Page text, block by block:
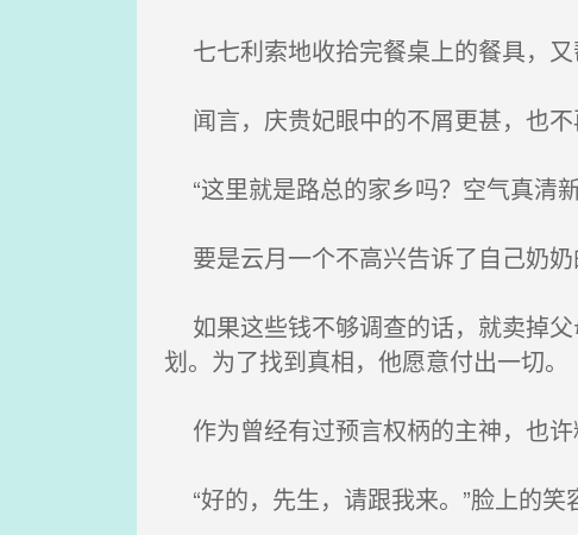
七七利索地收拾完餐桌上的餐具，又
闻言，庆贵妃眼中的不屑更甚，也不
“这里就是路总的家乡吗？空气真清
要是云月一个不高兴告诉了自己奶奶
如果这些钱不够调查的话，就卖掉
划。为了找到真相，他愿意付出一切。
作为曾经有过预言权柄的主神，也许
“好的，先生，请跟我来。”脸上的笑